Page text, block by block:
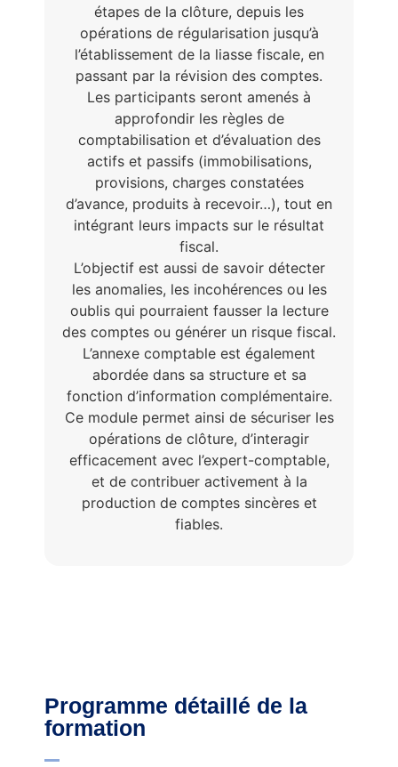
étapes de la clôture, depuis les
opérations de régularisation jusqu’à
l’établissement de la liasse fiscale, en
passant par la révision des comptes.
Les participants seront amenés à
approfondir les règles de
comptabilisation et d’évaluation des
actifs et passifs (immobilisations,
provisions, charges constatées
d’avance, produits à recevoir…), tout en
intégrant leurs impacts sur le résultat
fiscal.
L’objectif est aussi de savoir détecter
les anomalies, les incohérences ou les
oublis qui pourraient fausser la lecture
des comptes ou générer un risque fiscal.
L’annexe comptable est également
abordée dans sa structure et sa
fonction d’information complémentaire.
Ce module permet ainsi de sécuriser les
opérations de clôture, d’interagir
efficacement avec l’expert-comptable,
et de contribuer activement à la
production de comptes sincères et
fiables.
Programme détaillé de la
formation